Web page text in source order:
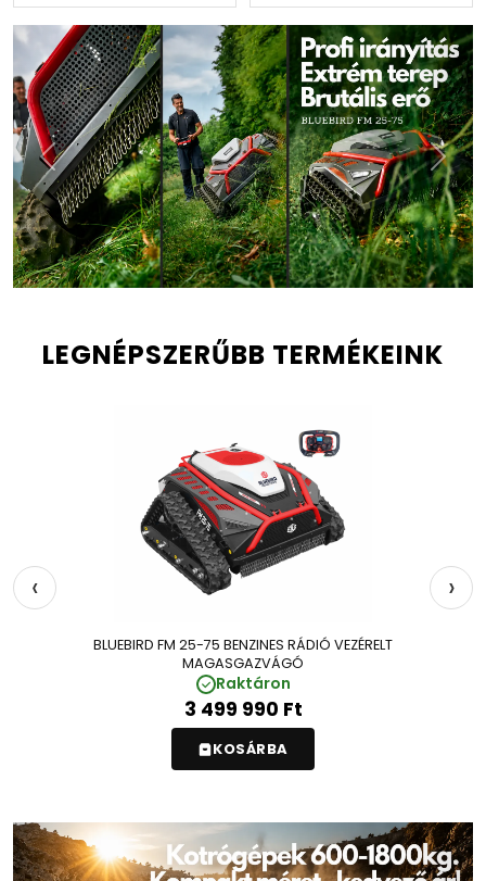
Előző
LEGNÉPSZERŰBB TERMÉKEINK
‹
BLUEBIRD FM 25-75 BENZINES RÁDIÓ VEZÉRELT
MAGASGAZVÁGÓ
Raktáron
3 499 990 Ft
KOSÁRBA
›